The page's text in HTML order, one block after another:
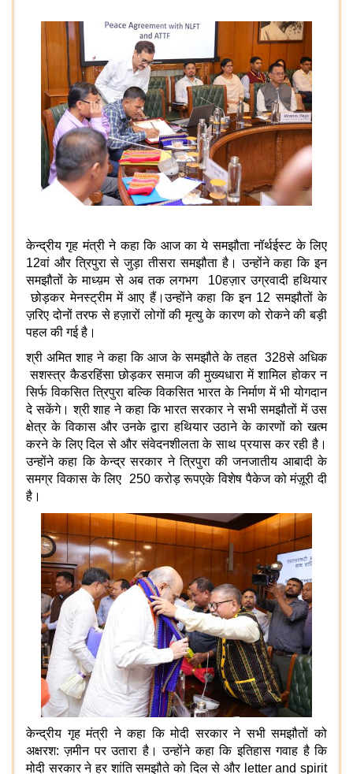
केन्द्रीय गृह मंत्री ने कहा कि आज का ये समझौता नॉर्थईस्ट के लिए
12वां और त्रिपुरा से जुड़ा तीसरा समझौता है। उन्होंने कहा कि इन
समझौतों के माध्य़म से अब तक लगभग
10हज़ार उग्रवादी हथियार
छोड़कर मेनस्ट्रीम में आए हैं।उन्होंने कहा कि इन 12 समझौतों के
ज़रिए दोनों तरफ से हज़ारों लोगों की मृत्यु के कारण को रोकने की बड़ी
पहल की गई है।
श्री अमित शाह ने कहा कि आज के समझौते के तहत 328से अधिक
सशस्त्र कैडरहिंसा छोड़कर समाज की मुख्यधारा में शामिल होकर न
सिर्फ विकसित त्रिपुरा बल्कि विकसित भारत के निर्माण में भी योगदान
दे सकेंगे। श्री शाह ने कहा कि भारत सरकार ने सभी समझौतों में उस
क्षेत्र के विकास और उनके द्वारा हथियार उठाने के कारणों को खत्म
करने के लिए दिल से और संवेदनशीलता के साथ प्रयास कर रही है।
उन्होंने कहा कि केन्द्र सरकार ने त्रिपुरा की जनजातीय आबादी के
समग्र विकास के लिए
250 करोड़ रूपएके विशेष पैकेज को मंज़ूरी दी
है।
केन्द्रीय गृह मंत्री ने कहा कि मोदी सरकार ने सभी समझौतों को
अक्षरश: ज़मीन पर उतारा है। उन्होंने कहा कि इतिहास गवाह है कि
मोदी सरकार ने हर शांति समझौते को दिल से और letter and spirit